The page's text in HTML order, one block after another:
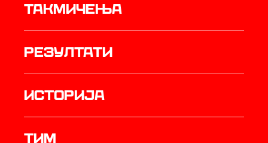
Такмичења
резултати
историја
ТИМ